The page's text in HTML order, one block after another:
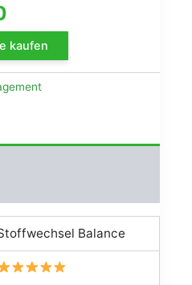
prix
actuel
est :
kaufen
Balance